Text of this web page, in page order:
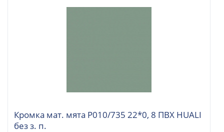
Кромка мат. мята P010/735 22*0, 8 ПВХ HUALI
без з. п.